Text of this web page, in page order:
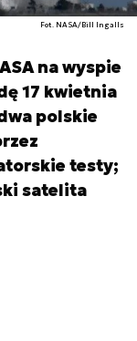
Fot. NASA/Bill Ingalls
na wyspie
17 kwietnia
polskie
testy;
satelita